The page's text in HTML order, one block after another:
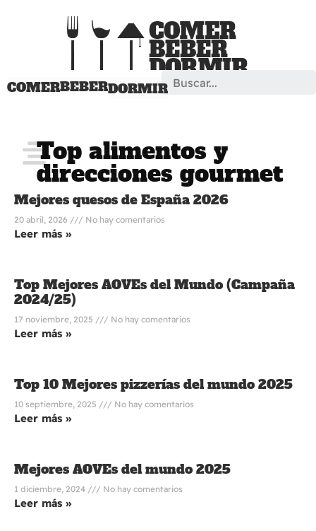
COMERBEBERDORMIR
Search
Top alimentos y
direcciones gourmet
Mejores quesos de España 2026
20 abril, 2026 No hay comentarios
Leer más »
Top Mejores AOVEs del Mundo (Campaña
2024/25)
17 noviembre, 2025 No hay comentarios
Leer más »
Top 10 Mejores pizzerías del mundo 2025
10 septiembre, 2025 No hay comentarios
Leer más »
Mejores AOVEs del mundo 2025
1 diciembre, 2024 No hay comentarios
Leer más »